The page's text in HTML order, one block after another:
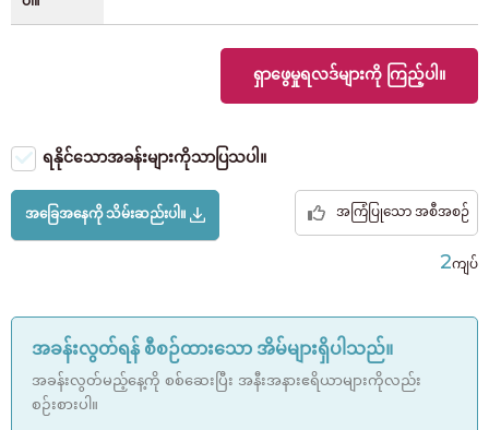
ရှာဖွေမှုရလဒ်များကို ကြည့်ပါ။
အခြေအနေကို သိမ်းဆည်းပါ။ အကြံပြုသော အစီအစဉ်
2ကျပ်
ရနိုင်သောအခန်းများကိုသာပြသပါ။
အခန်းလွတ်ရန် စီစဉ်ထားသော အိမ်များရှိပါသည်။
အခန်းလွတ်မည့်နေ့ကို စစ်ဆေးပြီး အနီးအနားဧရိယာများကိုလည်း
စဉ်းစားပါ။
JR Musashino လိုင်း (9)
JR အိုမီလိုင်း (2)
JR ဆာဂါမီလိုင်း (1)
တိုကျိုမြို့တွင်း